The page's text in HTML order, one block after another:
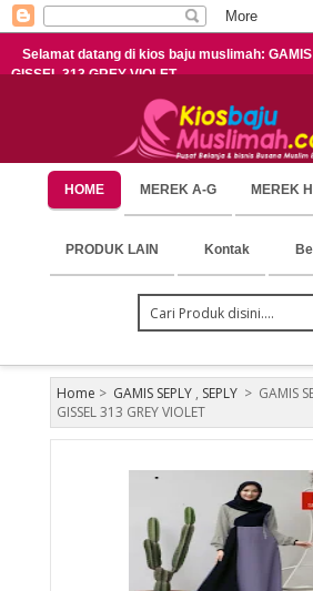
Selamat datang di kios baju muslimah: GAMIS
GISSEL 313 GREY VIOLET
HOME MEREK A-G MEREK
PRODUK LAIN Kontak
Home > GAMIS SEPLY, SEPLY > GAMIS
GISSEL 313 GREY VIOLET